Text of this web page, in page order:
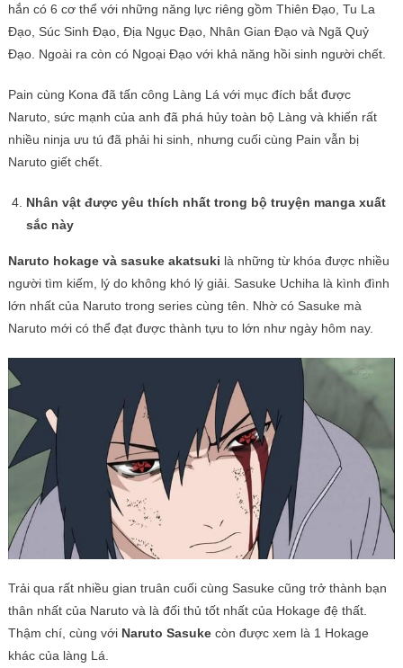
hắn có 6 cơ thể với những năng lực riêng gồm Thiên Đạo, Tu La
Đạo, Súc Sinh Đạo, Địa Ngục Đạo, Nhân Gian Đạo và Ngã Quỷ
Đạo. Ngoài ra còn có Ngoại Đạo với khả năng hồi sinh người chết.
Pain cùng Kona đã tấn công Làng Lá với mục đích bắt được
Naruto, sức mạnh của anh đã phá hủy toàn bộ Làng và khiến rất
nhiều ninja ưu tú đã phải hi sinh, nhưng cuối cùng Pain vẫn bị
Naruto giết chết.
Nhân vật được yêu thích nhất trong bộ truyện manga xuất
sắc này
Naruto hokage và sasuke akatsuki là những từ khóa được nhiều
người tìm kiếm, lý do không khó lý giải. Sasuke Uchiha là kình đình
lớn nhất của Naruto trong series cùng tên. Nhờ có Sasuke mà
Naruto mới có thể đạt được thành tựu to lớn như ngày hôm nay.
Trải qua rất nhiều gian truân cuối cùng Sasuke cũng trở thành bạn
thân nhất của Naruto và là đối thủ tốt nhất của Hokage đệ thất.
Thậm chí, cùng với Naruto Sasukecòn được xem là 1 Hokage
khác của làng Lá.